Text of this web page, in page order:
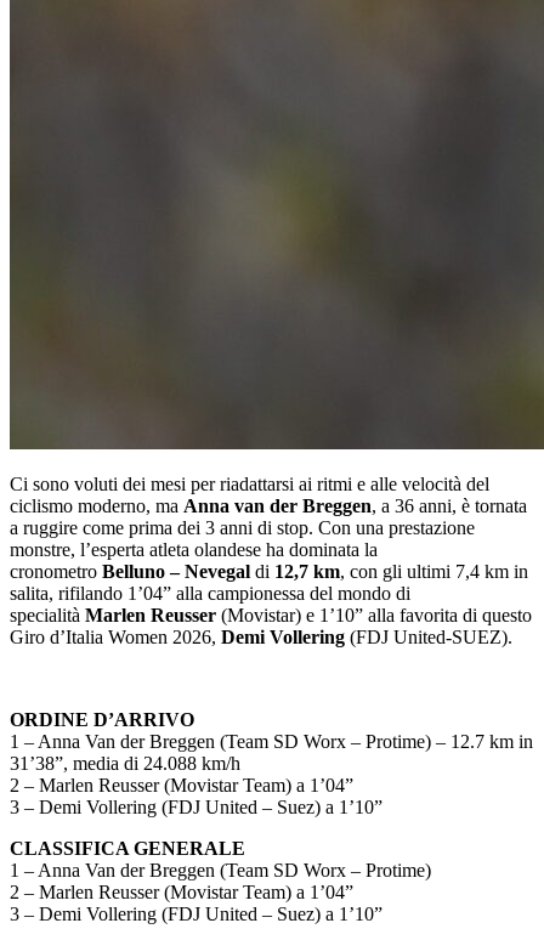
Ci sono voluti dei mesi per riadattarsi ai ritmi e alle velocità del
ciclismo moderno, ma Anna van der Breggen, a 36 anni, è tornata
a ruggire come prima dei 3 anni di stop. Con una prestazione
monstre, l’esperta atleta olandese ha dominata la
cronometro Belluno – Nevegal di 12,7 km, con gli ultimi 7,4 km in
salita, rifilando 1’04” alla campionessa del mondo di
specialità Marlen Reusser (Movistar) e 1’10” alla favorita di questo
Giro d’Italia Women 2026, Demi Vollering (FDJ United-SUEZ).
ORDINE D’ARRIVO
1 – Anna Van der Breggen (Team SD Worx – Protime) – 12.7 km in
31’38”, media di 24.088 km/h
2 – Marlen Reusser (Movistar Team) a 1’04”
3 – Demi Vollering (FDJ United – Suez) a 1’10”
CLASSIFICA GENERALE
1 – Anna Van der Breggen (Team SD Worx – Protime)
2 – Marlen Reusser (Movistar Team) a 1’04”
3 – Demi Vollering (FDJ United – Suez) a 1’10”